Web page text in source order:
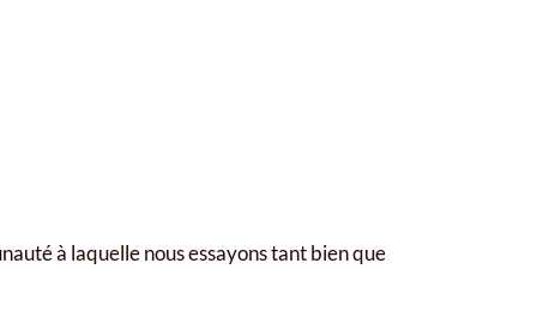
à laquelle nous essayons tant bien que